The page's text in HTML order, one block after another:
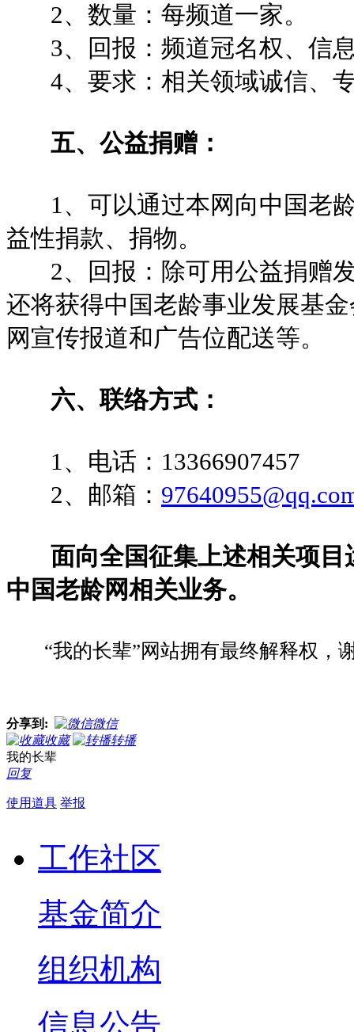
2、数量：每频道一家。
3、回报：频道冠名权、信
4、要求：相关领域诚信、
五、公益捐赠：
1、可以通过本网向中国老
益性捐款、捐物。
2、回报：除可用公益捐赠
还将获得中国老龄事业发展基
网宣传报道和广告位配送等
六、联络方式：
1、电话：13366907457
2、邮箱：
面向全国征集上述相关项目
中国老龄网相关业务。
“我的长辈”网站拥有最终解释权，
分享到:
微信
收藏
转播
我的长辈
回复
使用道具 举报
工作社区
基金简介
组织机构
信息公告